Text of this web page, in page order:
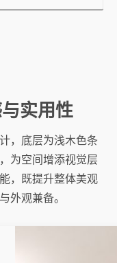
实用性
，底层为浅木色条
为空间增添视觉层
，既提升整体美观
外观兼备。